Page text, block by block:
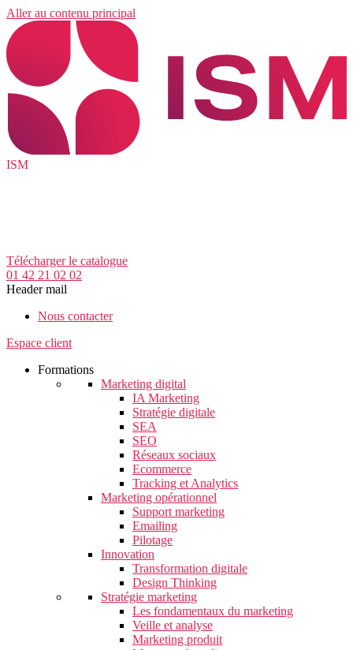
Aller au contenu principal
ISM
Télécharger le catalogue
01 42 21 02 02
Header mail
Nous contacter
Espace client
Formations
Marketing digital
IA Marketing
Stratégie digitale
SEA
SEO
Réseaux sociaux
Ecommerce
Tracking et Analytics
Marketing opérationnel
Support marketing
Emailing
Pilotage
Innovation
Transformation digitale
Design Thinking
Stratégie marketing
Les fondamentaux du marketing
Veille et analyse
Marketing produit